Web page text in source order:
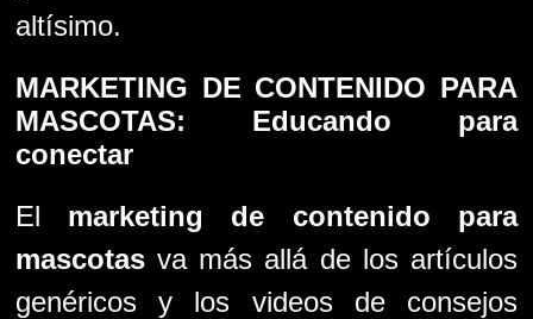
altísimo.
MARKETING DE CONTENIDO PARA
MASCOTAS: Educando para
conectar
El marketing de contenido para
mascotas va más allá de los artículos
genéricos y los videos de consejos